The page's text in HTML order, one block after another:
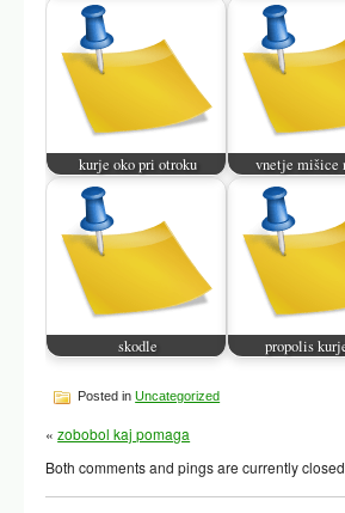
kurje oko pri otroku vnetje mišice
skodle propolis
Posted inUncategorized
«zobobol kaj pomaga
Both comments and pings are currently